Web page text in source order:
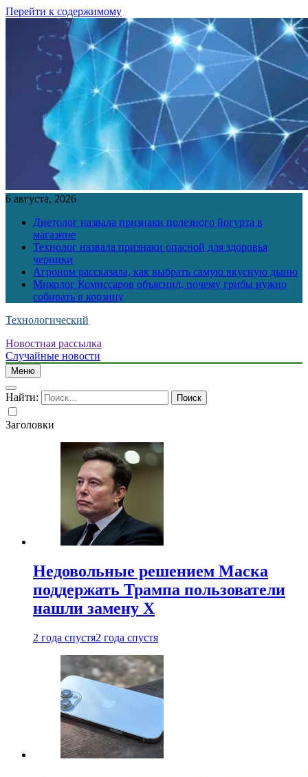
Перейти к содержимому
6 августа, 2026
Диетолог назвала признаки полезного йогурта в
магазине
Технолог назвала признаки опасной для здоровья
черники
Агроном рассказала, как выбрать самую вкусную дыню
Миколог Комиссаров объяснил, почему грибы нужно
собирать в корзину
Технологический
Новостная рассылка
Случайные новости
Меню
Найти:
Заголовки
Недовольные решением Маска
поддержать Трампа пользователи
нашли замену X
2 года спустя2 года спустя